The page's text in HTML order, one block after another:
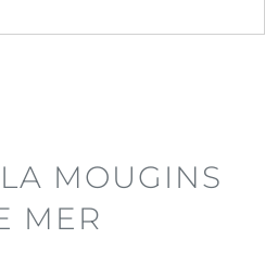
MOUGINS
MER